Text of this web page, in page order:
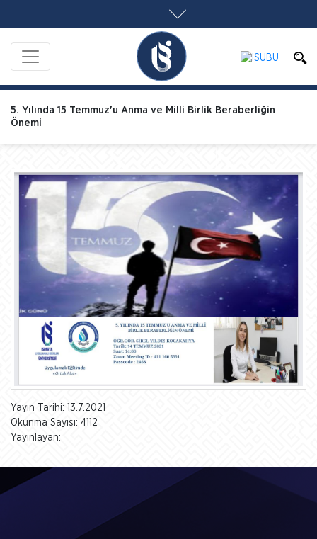
5. Yılında 15 Temmuz'u Anma ve Milli Birlik Beraberliğin
Önemi
Yayın Tarihi: 13.7.2021
Okunma Sayısı: 4112
Yayınlayan: